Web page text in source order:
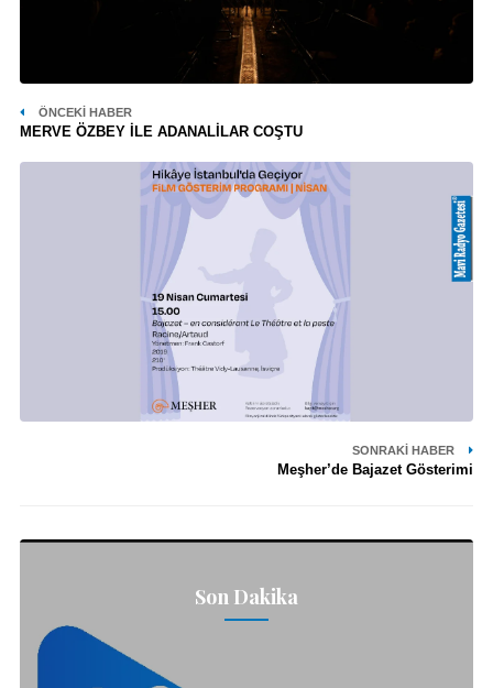
ÖNCEKI HABER
MERVE ÖZBEY İLE ADANALİLAR COŞTU
SONRAKI HABER
Meşher’de Bajazet Gösterimi
Son Dakika